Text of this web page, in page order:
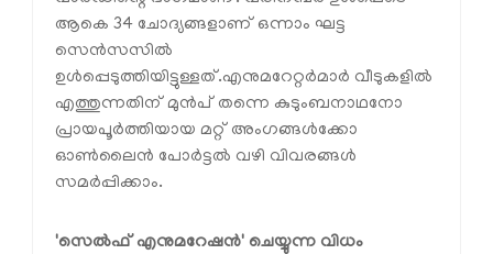
ആകെ 34 ചോദ്യങ്ങളാണ് ഒന്നാം ഘട്ട
സെൻസസിൽ
ഉൾപ്പെടുത്തിയിട്ടുള്ളത്.എനുമറേറ്റർമാർ വീടുകളിൽ
എത്തുന്നതിന് മുൻപ് തന്നെ കുടുംബനാഥനോ
പ്രായപൂർത്തിയായ മറ്റ് അംഗങ്ങൾക്കോ
ഓൺലൈൻ പോർട്ടൽ വഴി വിവരങ്ങൾ
സമർപ്പിക്കാം.
'സെൽഫ് എനുമറേഷൻ' ചെയ്യുന്ന വിധം